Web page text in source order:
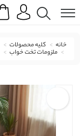
Search
خانه کلیه محصولات
ملزومات تخت خواب